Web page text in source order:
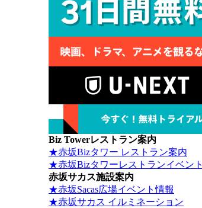
Biz Towerレストラン案内
★赤坂Bizタワー レストラン案内
★赤坂Bizタワーレストランイベント
赤坂サカス施設案内
★赤坂Sacas広場イベント情報
★赤坂サカス イルミネーション